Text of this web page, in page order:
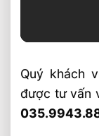
Quý khách
được tư vấn